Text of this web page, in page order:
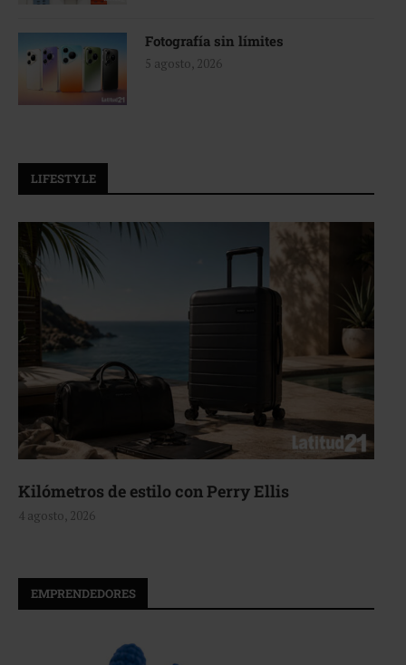
Fotografía sin límites
5 agosto, 2026
LIFESTYLE
Aerie, texturas que fluyen
4 agosto, 2026
EMPRENDEDORES